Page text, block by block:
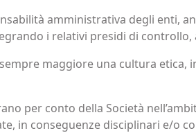
amministrativa degli enti,
i relativi presidi di
maggiore una cultura
per conto della Società
in conseguenze disciplinari e/o